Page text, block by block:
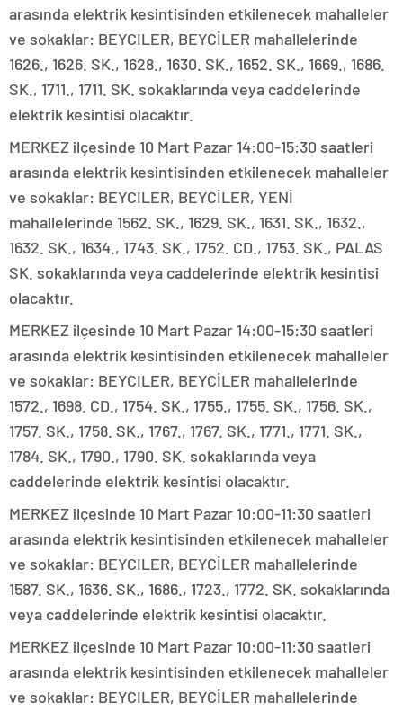
arasında elektrik kesintisinden etkilenecek mahalleler
ve sokaklar: BEYCILER, BEYCİLER mahallelerinde
1626., 1626. SK., 1628., 1630. SK., 1652. SK., 1669., 1686.
SK., 1711., 1711. SK. sokaklarında veya caddelerinde
elektrik kesintisi olacaktır.
MERKEZ ilçesinde 10 Mart Pazar 14:00-15:30 saatleri
arasında elektrik kesintisinden etkilenecek mahalleler
ve sokaklar: BEYCILER, BEYCİLER, YENİ
mahallelerinde 1562. SK., 1629. SK., 1631. SK., 1632.,
1632. SK., 1634., 1743. SK., 1752. CD., 1753. SK., PALAS
SK. sokaklarında veya caddelerinde elektrik kesintisi
olacaktır.
MERKEZ ilçesinde 10 Mart Pazar 14:00-15:30 saatleri
arasında elektrik kesintisinden etkilenecek mahalleler
ve sokaklar: BEYCILER, BEYCİLER mahallelerinde
1572., 1698. CD., 1754. SK., 1755., 1755. SK., 1756. SK.,
1757. SK., 1758. SK., 1767., 1767. SK., 1771., 1771. SK.,
1784. SK., 1790., 1790. SK. sokaklarında veya
caddelerinde elektrik kesintisi olacaktır.
MERKEZ ilçesinde 10 Mart Pazar 10:00-11:30 saatleri
arasında elektrik kesintisinden etkilenecek mahalleler
ve sokaklar: BEYCILER, BEYCİLER mahallelerinde
1587. SK., 1636. SK., 1686., 1723., 1772. SK. sokaklarında
veya caddelerinde elektrik kesintisi olacaktır.
MERKEZ ilçesinde 10 Mart Pazar 10:00-11:30 saatleri
arasında elektrik kesintisinden etkilenecek mahalleler
ve sokaklar: BEYCILER, BEYCİLER mahallelerinde